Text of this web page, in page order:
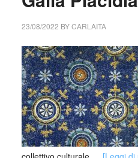
23/08/2022 BYCARLAITA